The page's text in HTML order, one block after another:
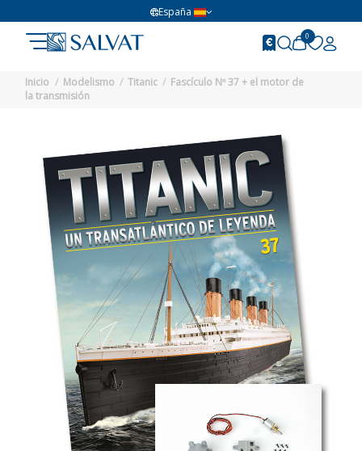
España
0
Inicio Modelismo Titanic
Fascículo Nº 37 + el motor de
la transmisión